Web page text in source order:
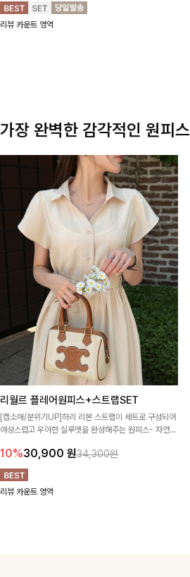
리뷰 카운트 영역
가장 완벽한 감각적인 원피스
리월르 플레어원피스+스트랩SET
[캡소매/분위기UP]허리 리본 스트랩이 세트로 구성되어
여성스럽고 우아한 실루엣을 완성해주는 원피스- 자연스
면서도 여리한 무드로 입어져✨
10%30,900 원34,300원
리뷰 카운트 영역